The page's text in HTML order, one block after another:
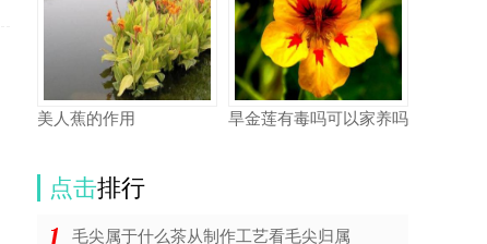
美人蕉的作用 旱金莲有毒吗可以家养吗
点击排行
毛尖属于什么茶从制作工艺看毛尖归属